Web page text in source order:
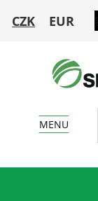
CZK EUR
MENU